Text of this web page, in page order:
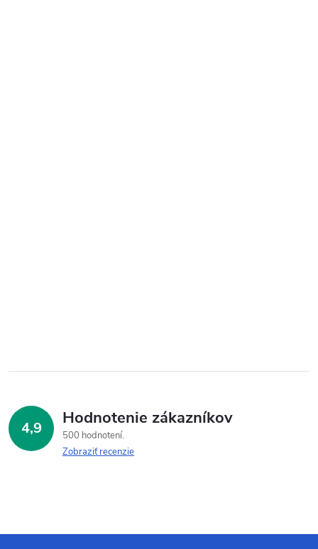
4,9 Hodnotenie zákazníkov
500 hodnotení
Zobraziť recenzie